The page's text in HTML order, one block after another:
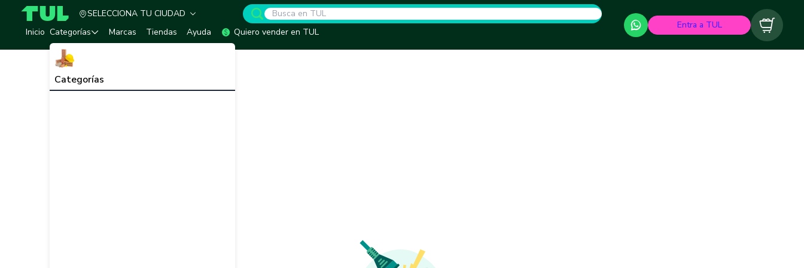
TUL - Tu Marketplace de Construcción
SELECCIONA TU CIUDAD
Inicio Categorías
Categorías
Marcas Tiendas Ayuda Quiero vender en TUL
Entra a TUL Carrito